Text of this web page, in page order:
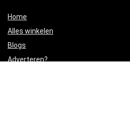
Home
Alles winkelen
Blogs
Adverteren?